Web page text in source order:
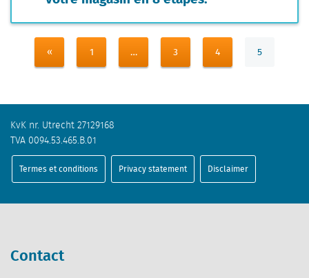
« 1 … 3 4 5
KvK nr. Utrecht 27129168
TVA 0094.53.465.B.01
Termes et conditions Privacy statement Disclaimer
Contact